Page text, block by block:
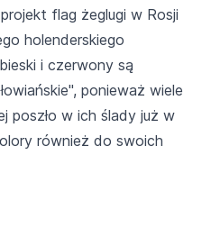
flag żeglugi w Rosji
holenderskiego
i czerwony są
ponieważ wiele
poszło w ich ślady już w
również do swoich